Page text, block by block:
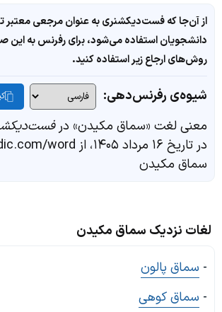
از آن‌جا که فست‌دیکشنری به عنوان مرجعی معتبر
دانشجویان استفاده می‌شود، برای رفرنس به این
روش‌های ارجاع زیر استفاده کنید.
شیوه‌ی رفرنس‌دهی:
معنی لغت «سماق مکیدن» در
سماق مکیدن
لغات نزدیک سماق مکیدن
- سماق پالون
- سماق کوهی